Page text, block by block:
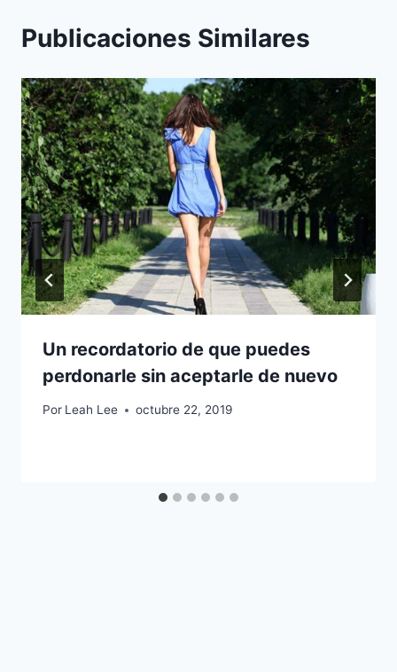
Publicaciones Similares
Un recordatorio de que puedes
perdonarle sin aceptarle de nuevo
Por Leah Lee octubre 22, 2019